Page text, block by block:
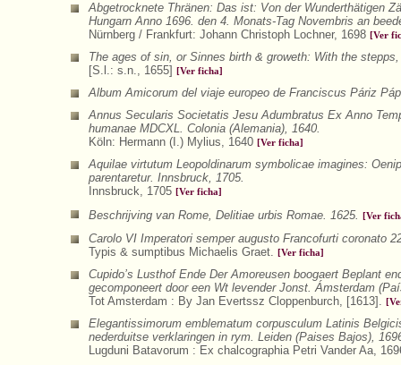
Abgetrocknete Thränen: Das ist: Von der Wunderthätigen
Hungarn Anno 1696. den 4. Monats-Tag Novembris an
Nürnberg / Frankfurt: Johann Christoph Lochner, 1698 [Ver
The ages of sin, or Sinnes birth & groweth: With the
[S.l.: s.n., 1655]
[Ver ficha]
Album Amicorum del viaje europeo de Franciscus Páriz
Annus Secularis Societatis Jesu Adumbratus Ex Anno
humanae MDCXL. Colonia (Alemania), 1640.
Köln: Hermann (I.) Mylius, 1640 [Ver ficha]
Aquilae virtutum Leopoldinarum symbolicae imagines:
parentaretur. Innsbruck, 1705.
Innsbruck, 1705 [Ver ficha]
Beschrijving van Rome, Delitiae urbis Romae. 1625. [Ver
Carolo VI Imperatori semper augusto Francofurti coronato
Typis & sumptibus Michaelis Graet.
[Ver ficha]
Cupido’s Lusthof Ende Der Amoreusen boogaert Beplant
gecomponeert door een Wt levender Jonst. Ámsterdam
Tot Amsterdam : By Jan Evertssz Cloppenburch, [1613].
Elegantissimorum emblematum corpusculum Latinis
nederduitse verklaringen in rym. Leiden (Paises Bajos),
Lugduni Batavorum : Ex chalcographia Petri Vander Aa,